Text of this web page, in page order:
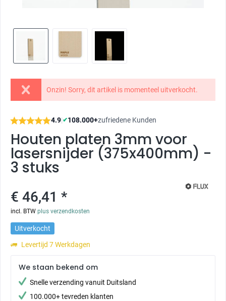
Onzin! Sorry, dit artikel is momenteel uitverkocht.
4.9|✔108.000+zufriedene Kunden
Houten platen 3mm voor
lasersnijder (375x400mm) -
3 stuks
€ 46,41 *
incl. BTW plus verzendkosten
Uitverkocht
Levertijd 7 Werkdagen
We staan bekend om
Snelle verzending vanuit Duitsland
100.000+ tevreden klanten